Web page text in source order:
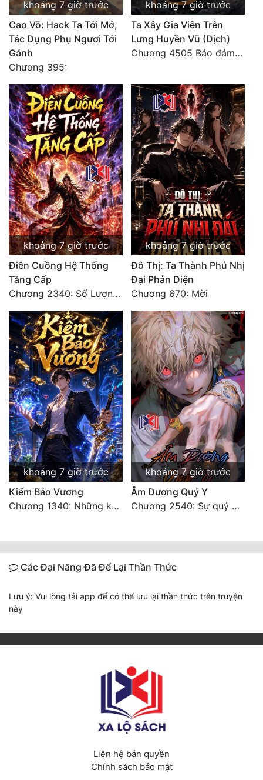
Đông Phương
Đông Phương Huyền Huyễn
Đồng Nhân
Cẩu Đạo Trường Sinh
Ngự Thú
Truyện Nam
Truyện Nữ
Vô Địch Lưu
Xây Dựng Thế Lực
Đam Mỹ
Đẹp
Đẹp Hiệp
Tính Cách Nhân Vật :
Cơ Trí
Sát Phạt Quyết Đoán
Vô Sỉ
Điềm Đạm
khoảng 7 giờ trước
Cao Võ: Hack Ta Tới Mở,
Tác Dụng Phụ Ngươi Tới
Gánh
Chương 395:
khoảng 7 giờ trước
Ta Xây Gia Viên Trên
Lưng Huyền Vũ (Dịch)
Chương 4505 Bảo đảm nhất.
khoảng 7 giờ trước
Điên Cuồng Hệ Thống
Tăng Cấp
Chương 2340: Số Lượng Bất Túc!
khoảng 7 giờ trước
Đô Thị: Ta Thành Phú Nhị
Đại Phản Diện
Chương 670: Mời
khoảng 7 giờ trước
Kiếm Bảo Vương
Chương 1340: Những kẻ cướp có cánh
khoảng 7 giờ trước
Âm Dương Quỷ Y
Chương 2540: Sự quỷ dị của Lý Trường Phong
Các Đại Năng Đã Để Lại Thần Thức
Lưu ý: Vui lòng tải app để có thể lưu lại thần thức trên truyện
này
Liên hệ bản quyền
Chính sách bảo mật